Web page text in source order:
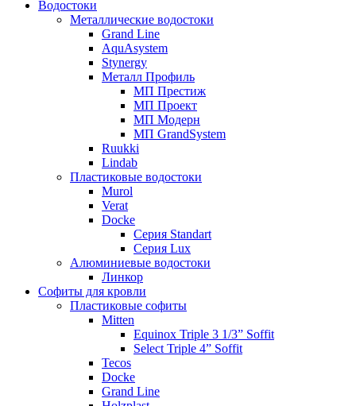
Водостоки
Металлические водостоки
Grand Line
AquAsystem
Stynergy
Металл Профиль
МП Престиж
МП Проект
МП Модерн
МП GrandSystem
Ruukki
Lindab
Пластиковые водостоки
Murol
Verat
Docke
Серия Standart
Серия Lux
Алюминиевые водостоки
Линкор
Софиты для кровли
Пластиковые софиты
Mitten
Equinox Triple 3 1/3” Soffit
Select Triple 4” Soffit
Tecos
Docke
Grand Line